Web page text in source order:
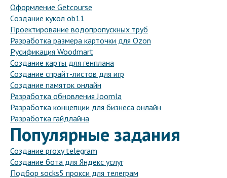
Оформление Getcourse
Создание кукол ob11
Проектирование водопропускных труб
Разработка размера карточки для Ozon
Русификация Woodmart
Создание карты для генплана
Создание спрайт-листов для игр
Создание памяток онлайн
Разработка обновления Joomla
Разработка концепции для бизнеса онлайн
Разработка гайдлайна
Популярные задания
Создание proxy telegram
Создание бота для Яндекс услуг
Подбор socks5 прокси для телеграм